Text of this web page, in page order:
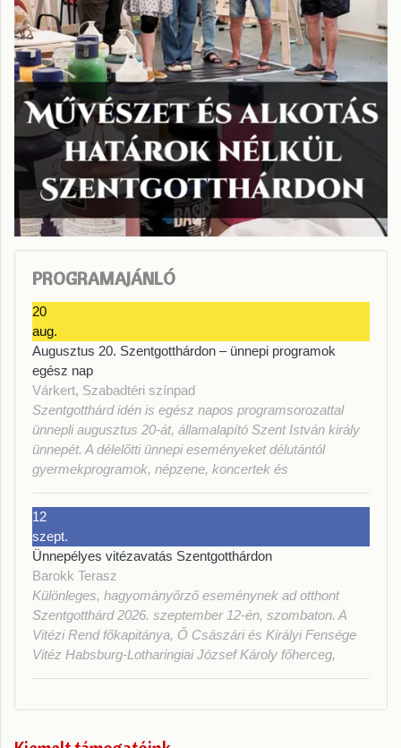
PROGRAMAJÁNLÓ
20
aug.
Augusztus 20. Szentgotthárdon – ünnepi programok
egész nap
Várkert, Szabadtéri színpad
Szentgotthárd idén is egész napos programsorozattal
ünnepli augusztus 20-át, államalapító Szent István király
ünnepét. A délelőtti ünnepi eseményeket délutántól
gyermekprogramok, népzene, koncertek és
12
szept.
Ünnepélyes vitézavatás Szentgotthárdon
Barokk Terasz
Különleges, hagyományőrző eseménynek ad otthont
Szentgotthárd 2026. szeptember 12-én, szombaton. A
Vitézi Rend főkapitánya, Ő Császári és Királyi Fensége
Vitéz Habsburg-Lotharingiai József Károly főherceg,